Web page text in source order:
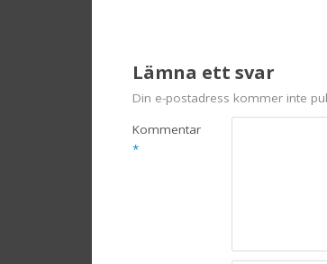
Lämna ett svar
Din e-postadress kommer inte
Kommentar
*